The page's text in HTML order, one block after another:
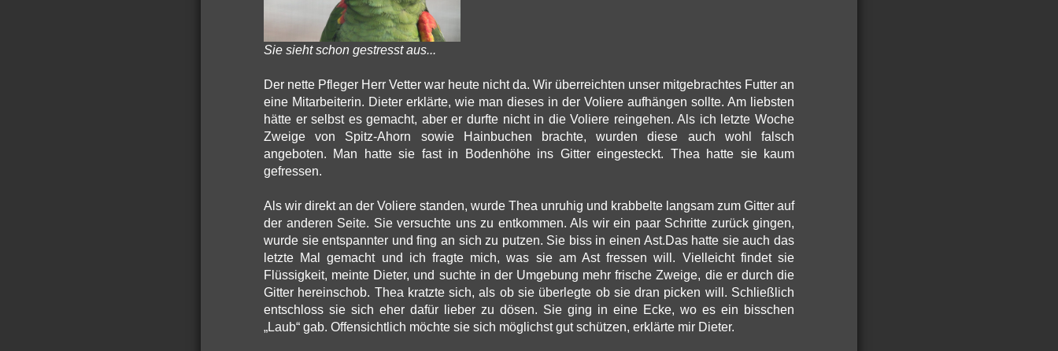
Sie sieht schon gestresst aus...
Der nette Pfleger Herr Vetter war heute nicht da. Wir überreichten unser mitgebrachtes Futter an
eine Mitarbeiterin. Dieter erklärte, wie man dieses in der Voliere aufhängen sollte. Am liebsten
hätte er selbst es gemacht, aber er durfte nicht in die Voliere reingehen. Als ich letzte Woche
Zweige von Spitz-Ahorn sowie Hainbuchen brachte, wurden diese auch wohl falsch
angeboten. Man hatte sie fast in Bodenhöhe ins Gitter eingesteckt. Thea hatte sie kaum
gefressen.
Als wir direkt an der Voliere standen, wurde Thea unruhig und krabbelte langsam zum Gitter auf
der anderen Seite. Sie versuchte uns zu entkommen. Als wir ein paar Schritte zurück gingen,
wurde sie entspannter und fing an sich zu putzen. Sie biss in einen Ast.Das hatte sie auch das
letzte Mal gemacht und ich fragte mich, was sie am Ast fressen will. Vielleicht findet sie
Flüssigkeit, meinte Dieter, und suchte in der Umgebung mehr frische Zweige, die er durch die
Gitter hereinschob. Thea kratzte sich, als ob sie überlegte ob sie dran picken will. Schließlich
entschloss sie sich eher dafür lieber zu dösen. Sie ging in eine Ecke, wo es ein bisschen
„Laub“ gab. Offensichtlich möchte sie sich möglichst gut schützen, erklärte mir Dieter.